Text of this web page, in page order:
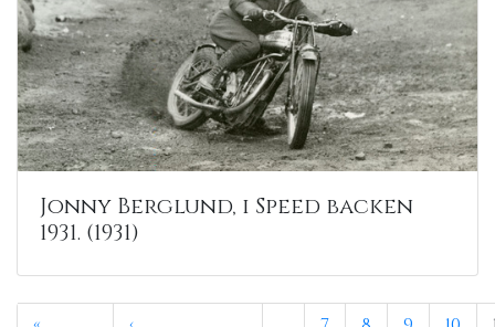
Jonny Berglund, i Speed backen
1931. (1931)